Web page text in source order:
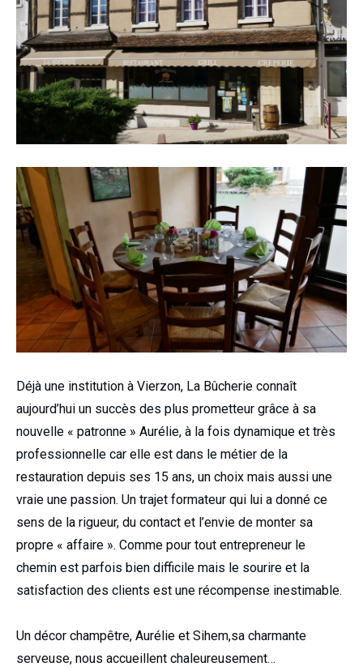
Déjà une institution à Vierzon, La Bûcherie connaît
aujourd’hui un succès des plus prometteur grâce à sa
nouvelle « patronne » Aurélie, à la fois dynamique et très
professionnelle car elle est dans le métier de la
restauration depuis ses 15 ans, un choix mais aussi une
vraie une passion. Un trajet formateur qui lui a donné ce
sens de la rigueur, du contact et l’envie de monter sa
propre « affaire ». Comme pour tout entrepreneur le
chemin est parfois bien difficile mais le sourire et la
satisfaction des clients est une récompense inestimable.
Un décor champêtre, Aurélie et Sihem,sa charmante
serveuse, nous accueillent chaleureusement…